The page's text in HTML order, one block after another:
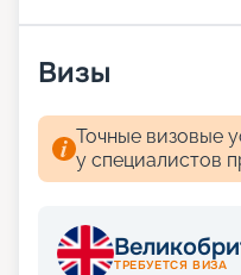
Визы
Точные визовые
у специалистов
ТРЕБУЕТСЯ ВИЗА